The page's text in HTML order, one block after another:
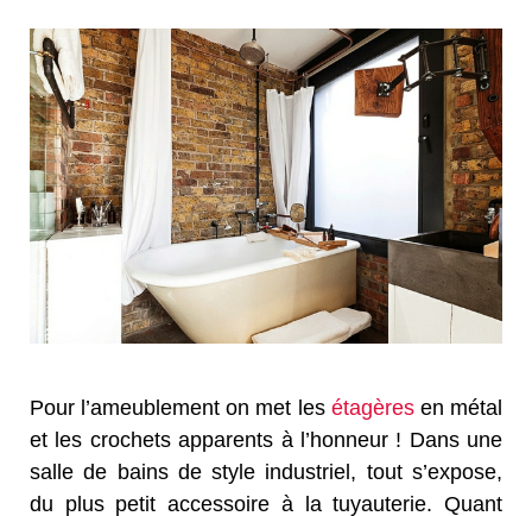
Pour l’ameublement on met les étagèresen métal
et les crochets apparents à l’honneur ! Dans une
salle de bains de style industriel, tout s’expose,
du plus petit accessoire à la tuyauterie. Quant